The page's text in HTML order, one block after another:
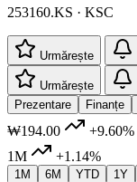
253160.KS · KSC
Urmărește
Urmărește
Prezentare
Finanțe
₩194.00 +9.60%
1M
+1.14%
1M 6M YTD 1Y